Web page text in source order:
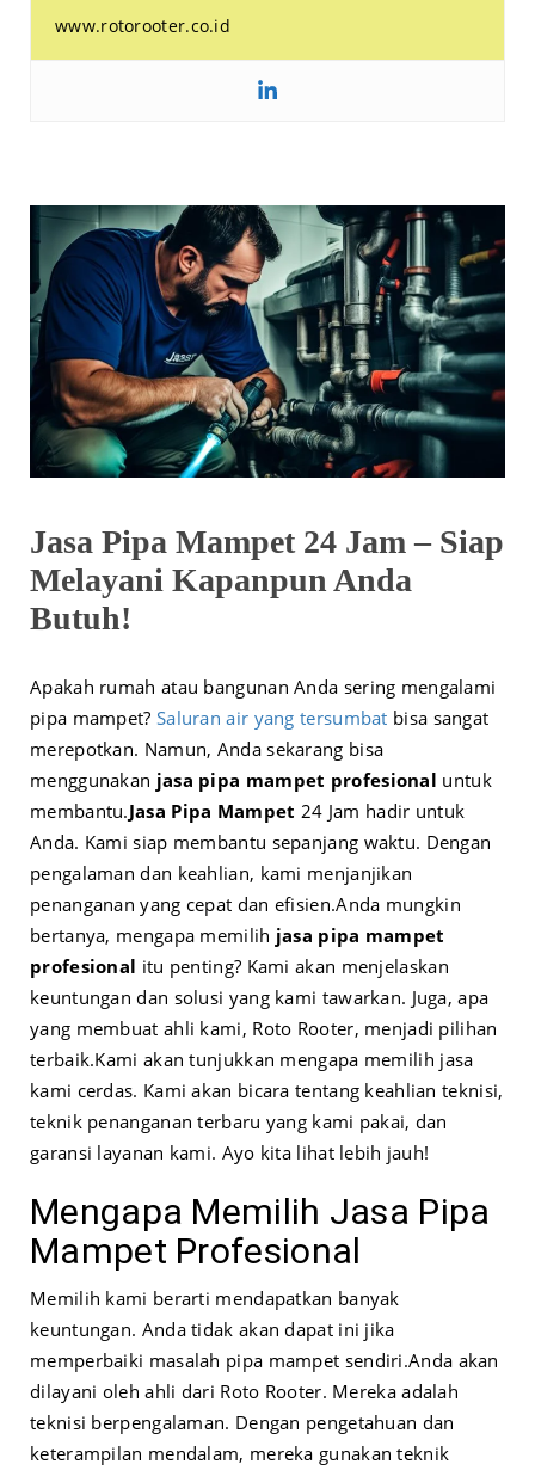
www.rotorooter.co.id
Jasa Pipa Mampet 24 Jam – Siap
Melayani Kapanpun Anda
Butuh!
Apakah rumah atau bangunan Anda sering mengalami
pipa mampet? Saluran air yang tersumbat bisa sangat
merepotkan. Namun, Anda sekarang bisa
menggunakan jasa pipa mampet profesional untuk
membantu.Jasa Pipa Mampet 24 Jam hadir untuk
Anda. Kami siap membantu sepanjang waktu. Dengan
pengalaman dan keahlian, kami menjanjikan
penanganan yang cepat dan efisien.Anda mungkin
bertanya, mengapa memilih jasa pipa mampet
profesional itu penting? Kami akan menjelaskan
keuntungan dan solusi yang kami tawarkan. Juga, apa
yang membuat ahli kami, Roto Rooter, menjadi pilihan
terbaik.Kami akan tunjukkan mengapa memilih jasa
kami cerdas. Kami akan bicara tentang keahlian teknisi,
teknik penanganan terbaru yang kami pakai, dan
garansi layanan kami. Ayo kita lihat lebih jauh!
Mengapa Memilih Jasa Pipa
Mampet Profesional
Memilih kami berarti mendapatkan banyak
keuntungan. Anda tidak akan dapat ini jika
memperbaiki masalah pipa mampet sendiri.Anda akan
dilayani oleh ahli dari Roto Rooter. Mereka adalah
teknisi berpengalaman. Dengan pengetahuan dan
keterampilan mendalam, mereka gunakan teknik